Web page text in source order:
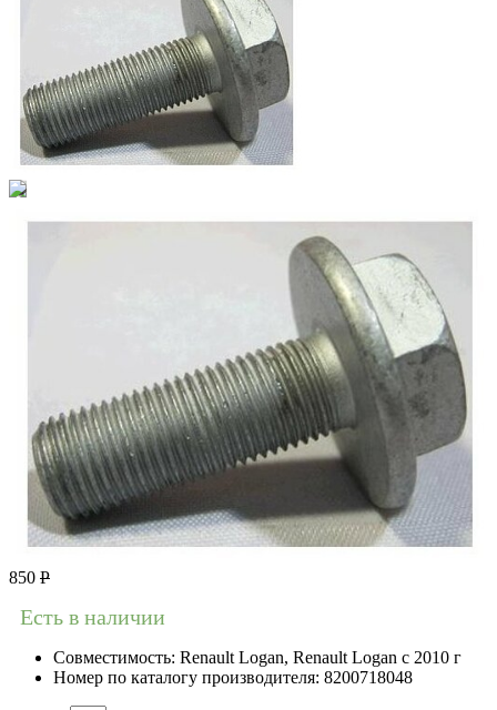
850 Р
Есть в наличии
Совместимость: Renault Logan, Renault Logan c 2010 г
Номер по каталогу производителя: 8200718048